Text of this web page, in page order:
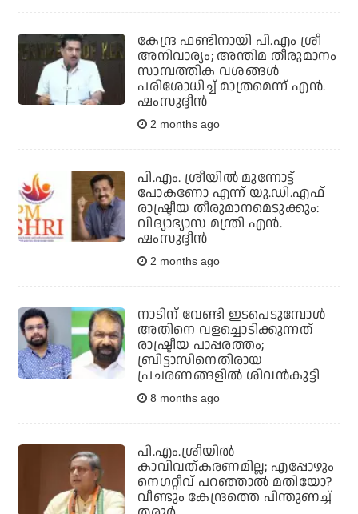
കേന്ദ്ര ഫണ്ടിനായി പി.എം ശ്രീ
അനിവാര്യം; അന്തിമ തീരുമാനം
സാമ്പത്തിക വശങ്ങള്‍
പരിശോധിച്ച് മാത്രമെന്ന് എന്‍.
ഷംസുദ്ദീന്‍
2 months ago
പി.എം. ശ്രീയില്‍ മുന്നോട്ട്
പോകണോ എന്ന് യു.ഡി.എഫ്
രാഷ്ട്രീയ തീരുമാനമെടുക്കും:
വിദ്യാഭ്യാസ മന്ത്രി എന്‍.
ഷംസുദ്ദീന്‍
2 months ago
നാടിന് വേണ്ടി ഇടപെടുമ്പോൾ
അതിനെ വളച്ചൊടിക്കുന്നത്
രാഷ്ട്രീയ പാപ്പരത്തം;
ബ്രിട്ടാസിനെതിരായ
പ്രചരണങ്ങളില്‍ ശിവന്‍കുട്ടി
8 months ago
പി.എം.ശ്രീയില്‍
കാവിവത്കരണമില്ല; എപ്പോഴും
നെഗറ്റീവ് പറഞ്ഞാല്‍ മതിയോ?
വീണ്ടും കേന്ദ്രത്തെ പിന്തുണച്ച്